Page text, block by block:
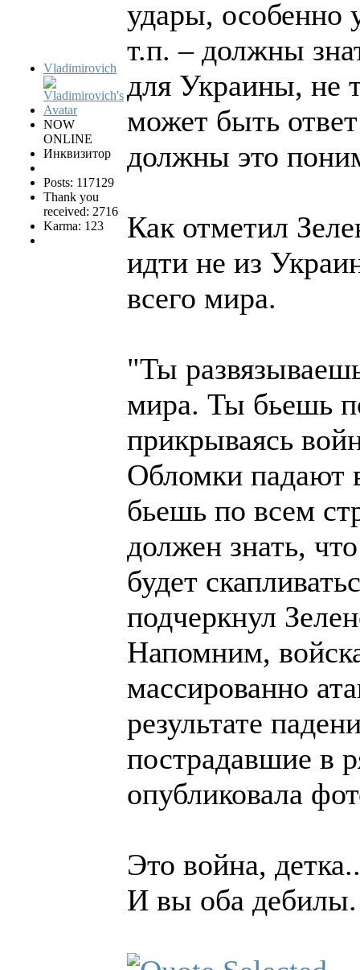
Vladimirovich
NOW
ONLINE
Инквизитор
Posts: 117129
Thank you
received: 2716
Karma: 123
удары, особенно
т.п. – должны
для Украины, не
может быть
должны это
Как отметил
идти не из
всего мира.
"Ты
мира. Ты бьешь
прикрываясь
Обломки
бьешь по всем
должен знать,
будет
подчеркнул
Напомним,
массированно
результате
пострадавшие в
опубликовала
Это война,
И вы оба дебилы.